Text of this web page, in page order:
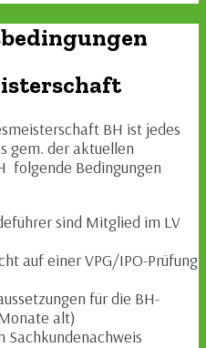
BH ist jedes
gem. der aktuellen
folgende Bedingungen
sind Mitglied im LV
auf einer VPG/IPO-Prüfung
für die BH-
alt)
Sachkundenachweis